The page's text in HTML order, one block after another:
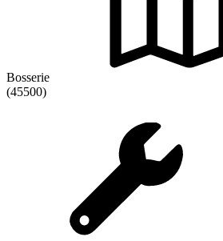
Bosserie
(45500)